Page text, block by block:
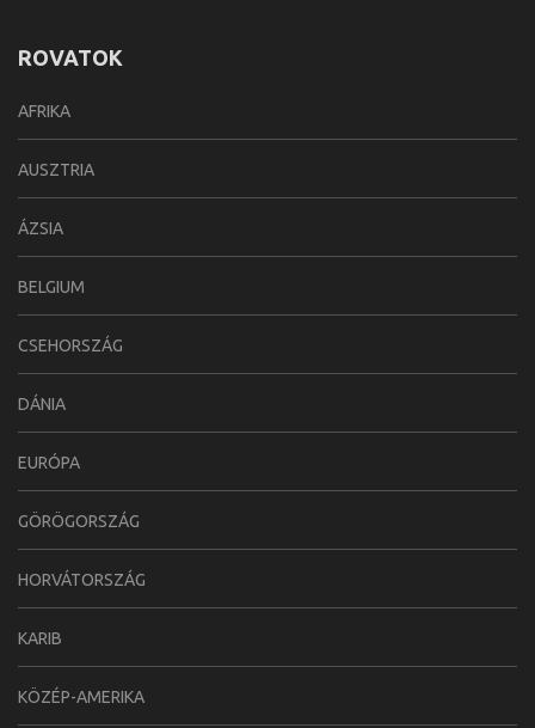
ROVATOK
AFRIKA
AUSZTRIA
ÁZSIA
BELGIUM
CSEHORSZÁG
DÁNIA
EURÓPA
GÖRÖGORSZÁG
HORVÁTORSZÁG
KARIB
KÖZÉP-AMERIKA